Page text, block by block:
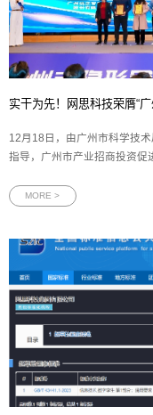
实干为先！网思科技荣膺“
12月18日，由广州市科学技
指导，广州市产业招商投资促
誉称号，充分体现网思科技在
MORE >